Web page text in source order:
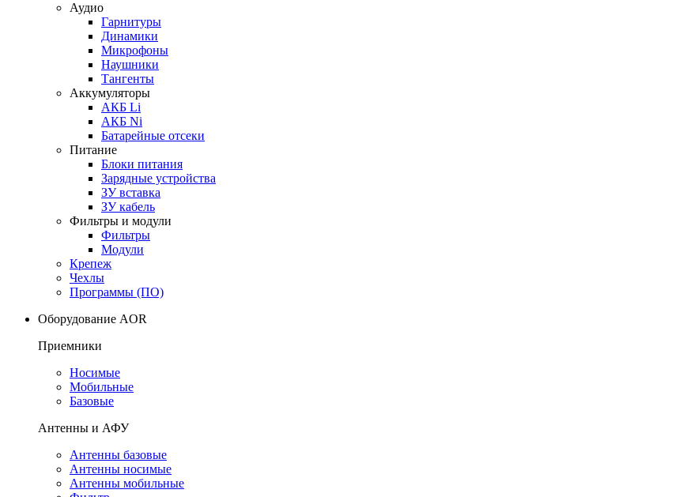
Аудио
Гарнитуры
Динамики
Микрофоны
Наушники
Тангенты
Аккумуляторы
АКБ Li
АКБ Ni
Батарейные отсеки
Питание
Блоки питания
Зарядные устройства
ЗУ вставка
ЗУ кабель
Фильтры и модули
Фильтры
Модули
Крепеж
Чехлы
Программы (ПО)
Оборудование AOR
Приемники
Носимые
Мобильные
Базовые
Антенны и АФУ
Антенны базовые
Антенны носимые
Антенны мобильные